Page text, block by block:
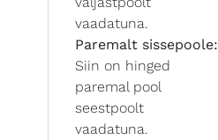
vaadatuna.
Paremalt sissepoole:
Siin on hinged
paremal pool
seestpoolt
vaadatuna.